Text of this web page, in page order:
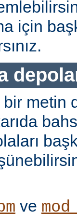
için
metin
ve